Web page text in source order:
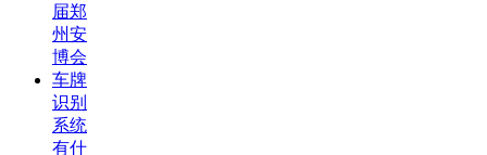
届郑
州安
博会
车牌
识别
系统
有什